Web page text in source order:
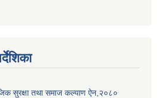
सुरक्षा तथा समाज कल्याण ऐन,२०८०